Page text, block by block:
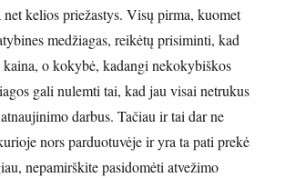
kelios priežastys. Visų pirma, kuomet
medžiagas, reikėtų prisiminti, kad
kaina, o kokybė, kadangi nekokybiškos
gali nulemti tai, kad jau visai netrukus
darbus. Tačiau ir tai dar ne
nors parduotuvėje ir yra ta pati prekė
nepamirškite pasidomėti atvežimo